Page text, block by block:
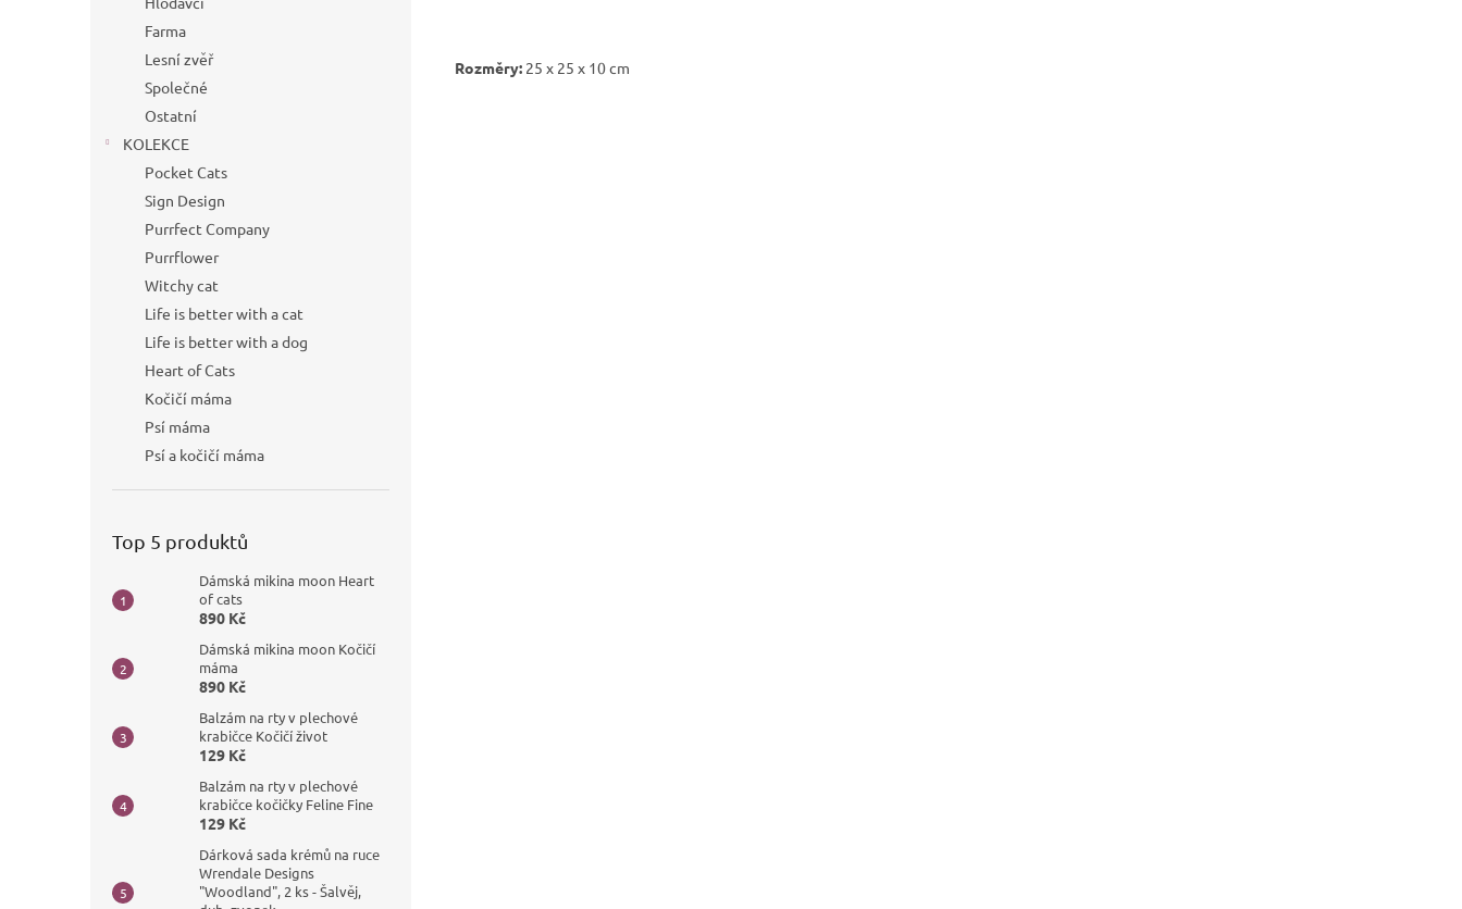
Farma
Lesní zvěř
Společné
Ostatní
KOLEKCE
Pocket Cats
Sign Design
Purrfect Company
Purrflower
Witchy cat
Life is better with a cat
Life is better with a dog
Heart of Cats
Kočičí máma
Psí máma
Psí a kočičí máma
Top 5 produktů
Dámská mikina moon Heart
of cats
890 Kč
Dámská mikina moon Kočičí
máma
890 Kč
Balzám na rty v plechové
krabičce Kočičí život
129 Kč
Balzám na rty v plechové
krabičce kočičky Feline Fine
129 Kč
Dárková sada krémů na ruce
Wrendale Designs
"Woodland", 2 ks - Šalvěj,
Rozměry: 25 x 25 x 10 cm